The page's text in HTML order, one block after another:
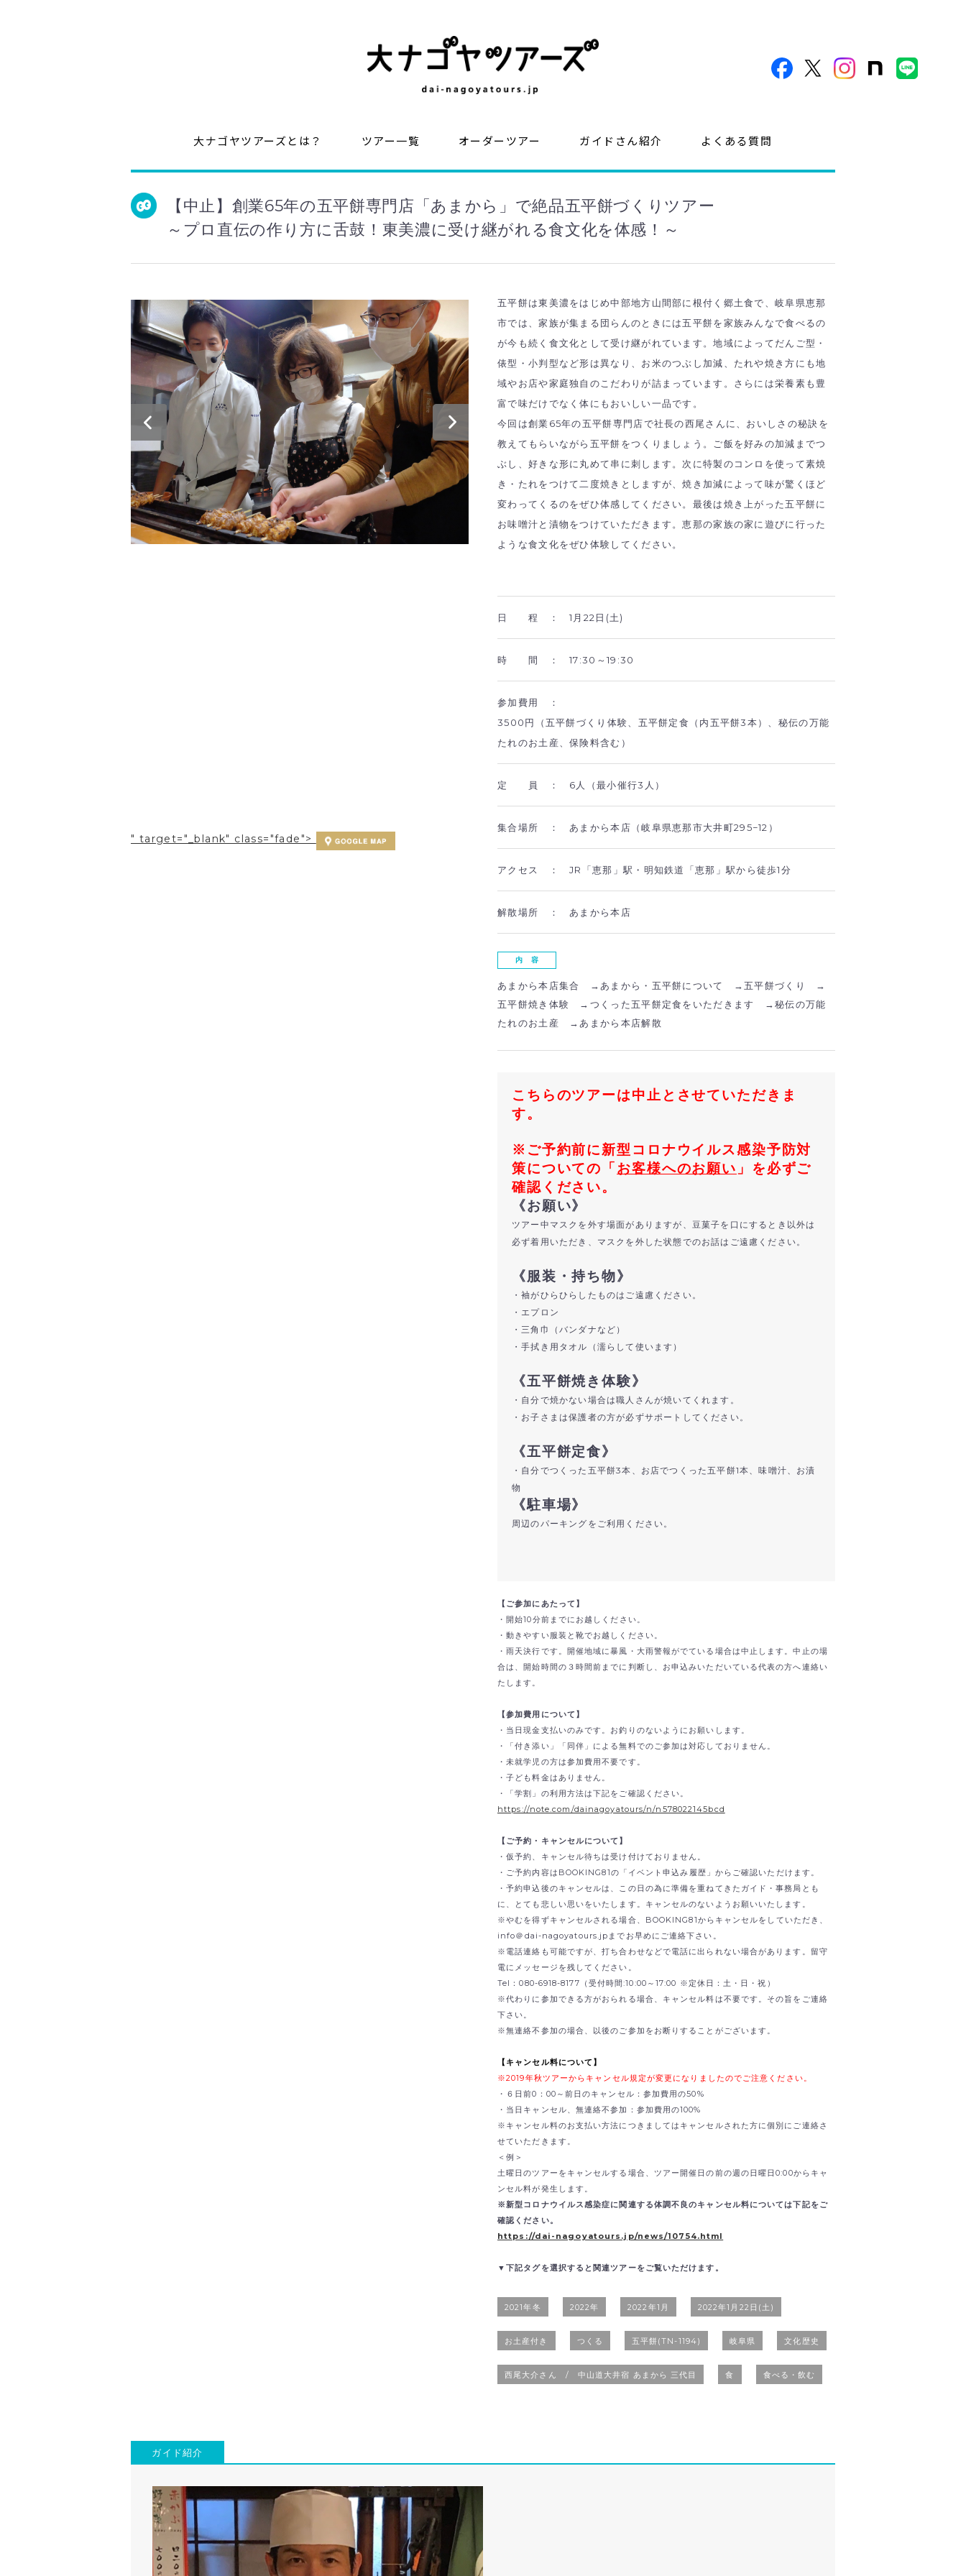
大ナゴヤツアーズとは？ ツアー一覧 オーダーツアー ガイドさん紹介 よくある質問
【中止】創業65年の五平餅専門店「あまから」で絶品五平餅づくりツアー
～プロ直伝の作り方に舌鼓！東美濃に受け継がれる食文化を体感！～
" target="_blank" class="fade">
五平餅は東美濃をはじめ中部地方山間部に根付く郷土食で、岐阜県恵那
市では、家族が集まる団らんのときには五平餅を家族みんなで食べるの
が今も続く食文化として受け継がれています。地域によってだんご型・
俵型・小判型など形は異なり、お米のつぶし加減、たれや焼き方にも地
域やお店や家庭独自のこだわりが詰まっています。さらには栄養素も豊
富で味だけでなく体にもおいしい一品です。
今回は創業65年の五平餅専門店で社長の西尾さんに、おいしさの秘訣を
教えてもらいながら五平餅をつくりましょう。ご飯を好みの加減までつ
ぶし、好きな形に丸めて串に刺します。次に特製のコンロを使って素焼
き・たれをつけて二度焼きとしますが、焼き加減によって味が驚くほど
変わってくるのをぜひ体感してください。最後は焼き上がった五平餅に
お味噌汁と漬物をつけていただきます。恵那の家族の家に遊びに行った
ような食文化をぜひ体験してください。
日 程 ：1月22日(土)
時 間 ：17:30～19:30
参加費用 ：
3500円（五平餅づくり体験、五平餅定食（内五平餅3本）、秘伝の万能
たれのお土産、保険料含む）
定 員 ： 6人（最小催行3人）
集合場所 ： あまから本店（岐阜県恵那市大井町295−12）
アクセス ：JR「恵那」駅・明知鉄道「恵那」駅から徒歩1分
解散場所 ： あまから本店
内 容
あまから本店集合 →あまから・五平餅について →五平餅づくり →
五平餅焼き体験 →つくった五平餅定食をいただきます →秘伝の万能
たれのお土産 → あまから本店解散
こちらのツアーは中止とさせていただきま
す。
※ご予約前に新型コロナウイルス感染予防対
策についての「お客様へのお願い 」を必ずご
確認ください。
《お願い》
ツアー中マスクを外す場面がありますが、豆菓子を口にするとき以外は
必ず着用いただき、マスクを外した状態でのお話はご遠慮ください。
《服装・持ち物》
・袖がひらひらしたものはご遠慮ください。
・エプロン
・三角巾（バンダナなど）
・手拭き用タオル（濡らして使います）
《五平餅焼き体験》
・自分で焼かない場合は職人さんが焼いてくれます。
・お子さまは保護者の方が必ずサポートしてください。
《五平餅定食》
・自分でつくった五平餅3本、お店でつくった五平餅1本、味噌汁、お漬
物
《駐車場》
周辺のパーキングをご利用ください。
【ご参加にあたって】
・開始10分前までにお越しください。
・動きやすい服装と靴でお越しください。
・雨天決行です。開催地域に暴風・大雨警報がでている場合は中止します。中止の場
合は、開始時間の３時間前までに判断し、お申込みいただいている代表の方へ連絡い
たします。
【参加費用について】
・当日現金支払いのみです。 お釣りのないようにお願いします。
・「付き添い」「同伴」による無料でのご参加は対応しておりません。
・未就学児の方は参加費用不要です。
・子ども料金はありません。
・「学割」の利用方法は下記をご確認ください。
https://note.com/dainagoyatours/n/n578022145bcd
【ご予約・キャンセルについて】
・仮予約、キャンセル待ちは受け付けておりません。
・ご予約内容はBOOKING81の「イベント申込み履歴」からご確認いただけます。
・予約申込後のキャンセルは、この日の為に準備を重ねてきたガイド・事務局とも
に、とても悲しい思いをいたします。キャンセルのないようお願いいたします。
※やむを得ずキャンセルされる場合、BOOKING81からキャンセルをしていただき、
info＠dai-nagoyatours.jpまでお早めにご連絡下さい。
※電話連絡も可能ですが、打ち合わせなどで電話に出られない場合があります。留守
電にメッセージを残してください。
Tel：080-6918-8177（受付時間:10:00～17:00 ※定休日：土・日・祝）
※代わりに参加できる方がおられる場合、キャンセル料は不要です。その旨をご連絡
下さい。
※無連絡不参加の場合、以後のご参加をお断りすることがございます。
【キャンセル料について】
※2019年秋ツアーからキャンセル規定が変更になりましたのでご注意ください。
・６日前0：00～前日のキャンセル：参加費用の50%
・当日キャンセル、無連絡不参加：参加費用の100%
※キャンセル料のお支払い方法につきましてはキャンセルされた方に個別にご連絡さ
せていただきます。
＜例＞
土曜日のツアーをキャンセルする場合、ツアー開催日の前の週の日曜日0:00からキャ
ンセル料が発生します。
※新型コロナウイルス感染症に関連する体調不良のキャンセル料については下記をご
確認ください。
https://dai-nagoyatours.jp/news/10754.html
▼下記タグを選択すると関連ツアーをご覧いただけます。
2021年冬 2022年 2022年1月 2022年1月22日(土)
お土産付き つくる 五平餅(TN-1194) 岐阜県 文化歴史
西尾大介さん / 中山道大井宿 あまから 三代目 食 食べる・飲む
ガイド紹介